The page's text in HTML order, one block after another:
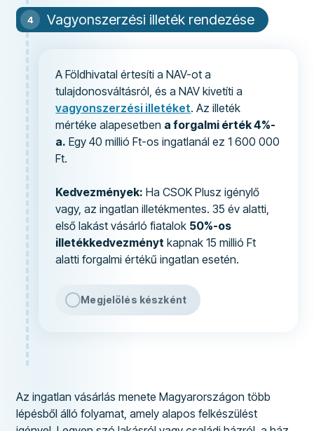
Vagyonszerzési illeték rendezése
A Földhivatal értesíti a NAV-ot a
tulajdonosváltásról, és a NAV kivetíti a
vagyon­szerzési illetéket. Az illeték
mértéke alapesetben a forgalmi érték 4%-
a. Egy 40 millió Ft-os ingatlanál ez 1 600 000
Ft.
Kedvezmények: Ha CSOK Plusz igénylő
vagy, az ingatlan illetékmentes. 35 év alatti,
első lakást vásárló fiatalok 50%-os
illetékkedvezményt kapnak 15 millió Ft
alatti forgalmi értékű ingatlan esetén.
Megjelölés készként
Az ingatlan vásárlás menete Magyarországon több
lépésből álló folyamat, amely alapos felkészülést